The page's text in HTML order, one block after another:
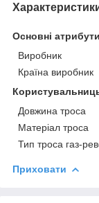
Основні атрибути
Виробник
Країна виробник
Довжина троса
Матеріал троса
Тип троса газ-
Приховати